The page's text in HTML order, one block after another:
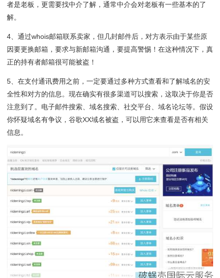
者是老板，更需要找中介了解，通常中介会对老板有一些基本的了
解。
4、通过whois邮箱联系卖家，但几封邮件后，对方表示由于某些原
因要更换邮箱，要求与新邮箱沟通，要提高警惕！在这种情况下，真
正的持有者邮箱很可能被盗！
5、在支付通讯费用之前，一定要通过多种方式查看和了解域名的安
全性和对方的信息。现在确实有很多渠道可以搜索，这取决于你是否
注意到了。电子邮件搜索、域名搜索、社交平台、域名论坛等。假设
你怀疑域名有争议，谷歌XX域名被盗，可以用它来查看是否有相关
信息。